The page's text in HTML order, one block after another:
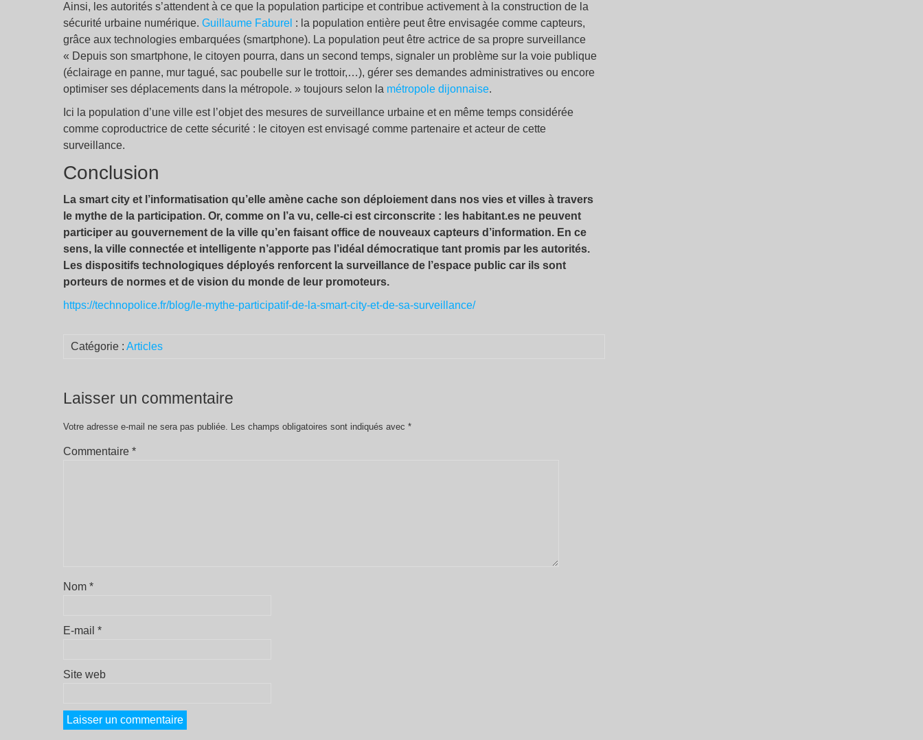
Ainsi, les autorités s’attendent à ce que la population participe et contribue activement à la construction de la
sécurité urbaine numérique. Guillaume Faburel : la population entière peut être envisagée comme capteurs,
grâce aux technologies embarquées (smartphone). La population peut être actrice de sa propre surveillance
« Depuis son smartphone, le citoyen pourra, dans un second temps, signaler un problème sur la voie publique
(éclairage en panne, mur tagué, sac poubelle sur le trottoir,…), gérer ses demandes administratives ou encore
optimiser ses déplacements dans la métropole. » toujours selon la métropole dijonnaise.
Ici la population d’une ville est l’objet des mesures de surveillance urbaine et en même temps considérée
comme coproductrice de cette sécurité : le citoyen est envisagé comme partenaire et acteur de cette
surveillance.
Conclusion
La smart city et l’informatisation qu’elle amène cache son déploiement dans nos vies et villes à travers
le mythe de la participation. Or, comme on l’a vu, celle-ci est circonscrite : les habitant.es ne peuvent
participer au gouvernement de la ville qu’en faisant office de nouveaux capteurs d’information. En ce
sens, la ville connectée et intelligente n’apporte pas l’idéal démocratique tant promis par les autorités.
Les dispositifs technologiques déployés renforcent la surveillance de l’espace public car ils sont
porteurs de normes et de vision du monde de leur promoteurs.
https://technopolice.fr/blog/le-mythe-participatif-de-la-smart-city-et-de-sa-surveillance/
Catégorie : Articles
Laisser un commentaire
Votre adresse e-mail ne sera pas publiée. Les champs obligatoires sont indiqués avec *
Commentaire *
Nom *
E-mail *
Site web